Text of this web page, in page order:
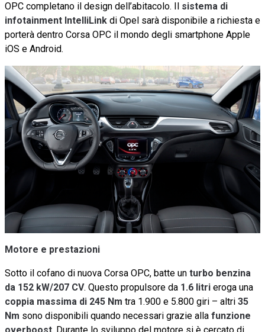
OPC completano il design dell’abitacolo. Il sistema di
infotainment IntelliLink di Opel sarà disponibile a richiesta e
porterà dentro Corsa OPC il mondo degli smartphone Apple
iOS e Android.
Motore e prestazioni
Sotto il cofano di nuova Corsa OPC, batte un turbo benzina
da 152 kW/207 CV. Questo propulsore da 1.6 litri eroga una
coppia massima di 245 Nm tra 1.900 e 5.800 giri – altri 35
Nm sono disponibili quando necessari grazie alla funzione